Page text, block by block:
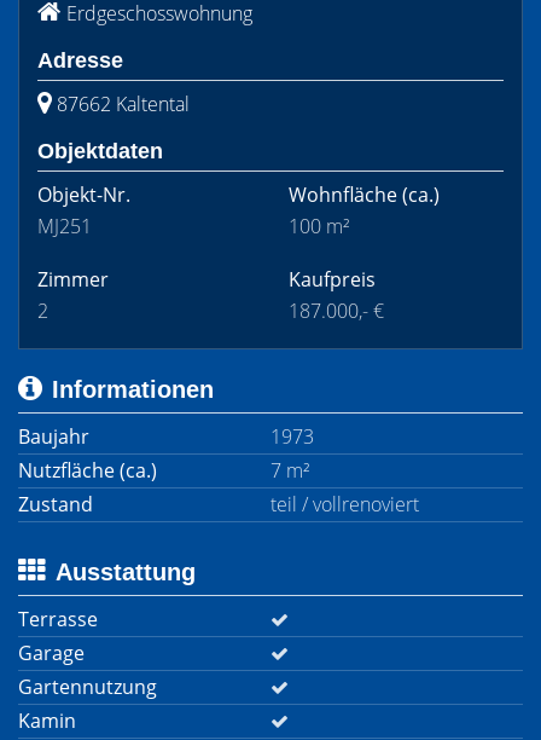
Erdgeschosswohnung
Adresse
87662 Kaltental
Objektdaten
Objekt-Nr.
MJ251
Wohnfläche(ca.)
100 m²
Zimmer
2
Kaufpreis
187.000,- €
Informationen
Baujahr
1973
Nutzfläche (ca.)
7 m²
Zustand
teil / vollrenoviert
Ausstattung
Terrasse
Garage
Gartennutzung
Kamin